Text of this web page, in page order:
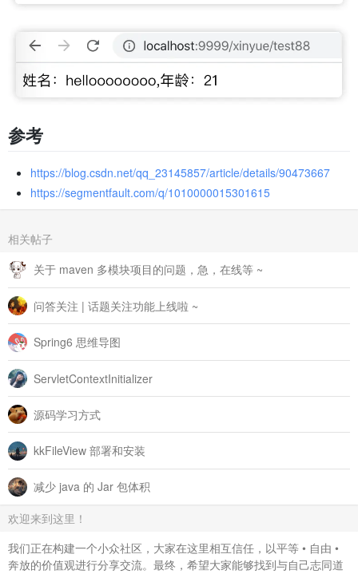
参考
https://blog.csdn.net/qq_23145857/article/details/90473667
https://segmentfault.com/q/1010000015301615
相关帖子
关于 maven 多模块项目的问题，急，在线等 ~
问答关注 | 话题关注功能上线啦 ~
Spring6 思维导图
ServletContextInitializer
源码学习方式
kkFileView 部署和安装
减少 java 的 Jar 包体积
欢迎来到这里！
我们正在构建一个小众社区，大家在这里相互信任，以平等 • 自由 •
奔放的价值观进行分享交流。最终，希望大家能够找到与自己志同道